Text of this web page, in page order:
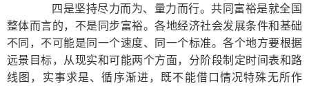
四是坚持尽力而为、量力而行。共同富裕是就全国
整体而言的，不是同步富裕。各地经济社会发展条件和基础
不同，不可能是同一个速度、同一个标准。各个地方要根据
远景目标，从现实和可能两个方面，分阶段制定时间表和路
线图，实事求是、循序渐进，既不能借口情况特殊无所作